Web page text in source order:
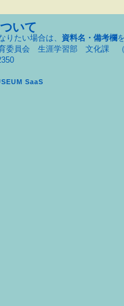
いて
りたい場合は、 資料名・備考欄
委員会 生涯学習部 文化課 （
SaaS